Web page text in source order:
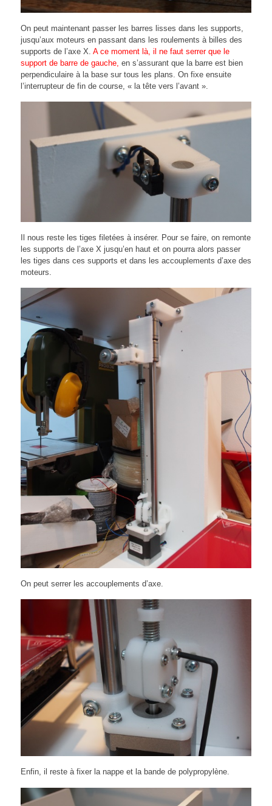
On peut maintenant passer les barres lisses dans les supports,
jusqu’aux moteurs en passant dans les roulements à billes des
supports de l’axe X. A ce moment là, il ne faut serrer que le
support de barre de gauche, en s’assurant que la barre est bien
perpendiculaire à la base sur tous les plans. On fixe ensuite
l’interrupteur de fin de course, « la tête vers l’avant ».
Il nous reste les tiges filetées à insérer. Pour se faire, on remonte
les supports de l’axe X jusqu’en haut et on pourra alors passer
les tiges dans ces supports et dans les accouplements d’axe des
moteurs.
On peut serrer les accouplements d’axe.
Enfin, il reste à fixer la nappe et la bande de polypropylène.